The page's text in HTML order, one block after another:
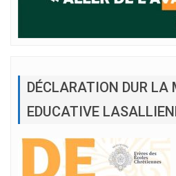
DÉCLARATION DUR LA
EDUCATIVE